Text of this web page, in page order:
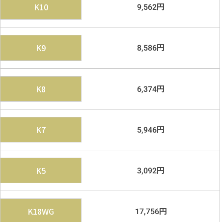
K10 9,562円
K9 8,586円
K8 6,374円
K7 5,946円
K5 3,092円
K18WG 17,756円